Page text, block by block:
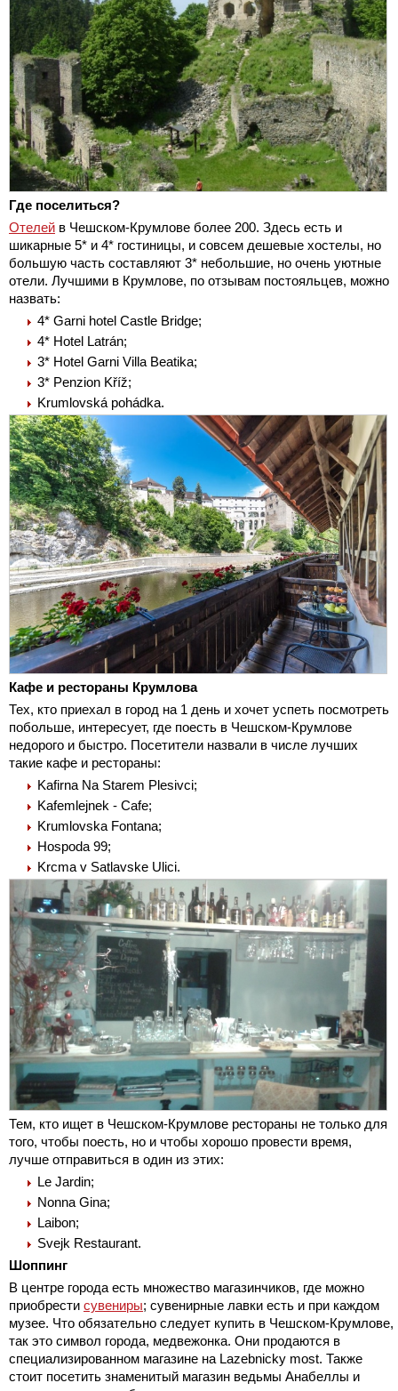
Где поселиться?
Отелей в Чешском-Крумлове более 200. Здесь есть и
шикарные 5* и 4* гостиницы, и совсем дешевые хостелы, но
большую часть составляют 3* небольшие, но очень уютные
отели. Лучшими в Крумлове, по отзывам постояльцев, можно
назвать:
4* Garni hotel Castle Bridge;
4* Hotel Latrán;
3* Hotel Garni Villa Beatika;
3* Penzion Kříž;
Krumlovská pohádka.
Кафе и рестораны Крумлова
Тех, кто приехал в город на 1 день и хочет успеть посмотреть
побольше, интересует, где поесть в Чешском-Крумлове
недорого и быстро. Посетители назвали в числе лучших
такие кафе и рестораны:
Kafirna Na Starem Plesivci;
Kafemlejnek - Cafe;
Krumlovska Fontana;
Hospoda 99;
Krcma v Satlavske Ulici.
Тем, кто ищет в Чешском-Крумлове рестораны не только для
того, чтобы поесть, но и чтобы хорошо провести время,
лучше отправиться в один из этих:
Le Jardin;
Nonna Gina;
Laibon;
Svejk Restaurant.
Шоппинг
В центре города есть множество магазинчиков, где можно
приобрести сувениры; сувенирные лавки есть и при каждом
музее. Что обязательно следует купить в Чешском-Крумлове,
так это символ города, медвежонка. Они продаются в
специализированном магазине на Lazebnicky most. Также
стоит посетить знаменитый магазин ведьмы Анабеллы и